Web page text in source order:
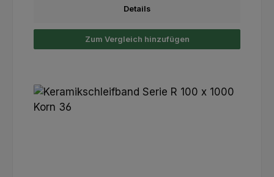
Details
Zum Vergleich hinzufügen